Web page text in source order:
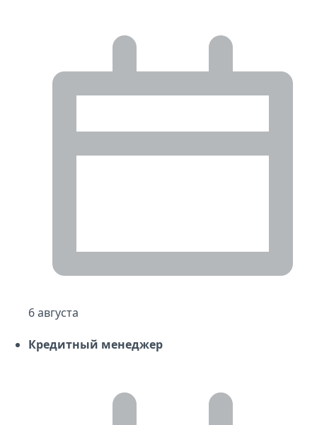
6 августа
Кредитный менеджер